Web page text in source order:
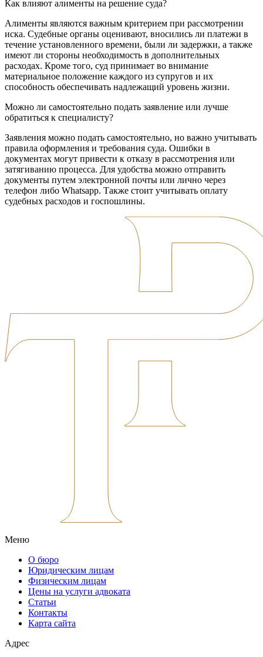
Как влияют алименты на решение суда?
Алименты являются важным критерием при рассмотрении
иска. Судебные органы оценивают, вносились ли платежи в
течение установленного времени, были ли задержки, а также
имеют ли стороны необходимость в дополнительных
расходах. Кроме того, суд принимает во внимание
материальное положение каждого из супругов и их
способность обеспечивать надлежащий уровень жизни.
Можно ли самостоятельно подать заявление или лучше
обратиться к специалисту?
Заявления можно подать самостоятельно, но важно учитывать
правила оформления и требования суда. Ошибки в
документах могут привести к отказу в рассмотрения или
затягиванию процесса. Для удобства можно отправить
документы путем электронной почты или лично через
телефон либо Whatsapp. Также стоит учитывать оплату
судебных расходов и госпошлины.
Меню
О бюро
Юридическим лицам
Физическим лицам
Цены на услуги адвоката
Статьи
Контакты
Карта сайта
Адрес